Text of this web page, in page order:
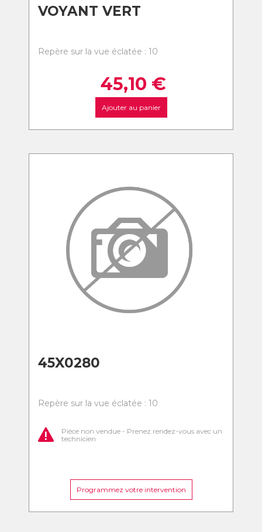
VOYANT VERT
Repère sur la vue éclatée : 10
45,10 €
Ajouter au panier
45X0280
Repère sur la vue éclatée : 10
Pièce non vendue - Prenez rendez-vous avec un
technicien
Programmez votre intervention